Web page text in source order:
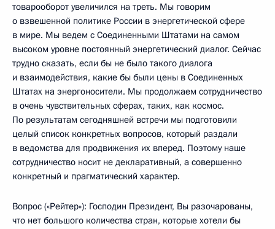
товарооборот увеличился на треть. Мы говорим
о взвешенной политике России в энергетической сфере
в мире. Мы ведем с Соединенными Штатами на самом
высоком уровне постоянный энергетический диалог. Сейчас
трудно сказать, если бы не было такого диалога
и взаимодействия, какие бы были цены в Соединенных
Штатах на энергоносители. Мы продолжаем сотрудничество
в очень чувствительных сферах, таких, как космос.
По результатам сегодняшней встречи мы подготовили
целый список конкретных вопросов, который раздали
в ведомства для продвижения их вперед. Поэтому наше
сотрудничество носит не декларативный, а совершенно
конкретный и прагматический характер.
Вопрос («Рейтер»): Господин Президент, Вы разочарованы,
что нет большого количества стран, которые хотели бы